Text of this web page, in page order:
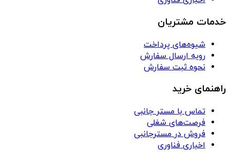
خدمات مشتریان
شیوه‌های پرداخت
رویه ارسال سفارش
نحوه ثبت سفارش
راهنمای خرید
تماس با مستر جانبی
فرصت‌های شغلی
فروش در مسترجانبی
اخباری فناوری